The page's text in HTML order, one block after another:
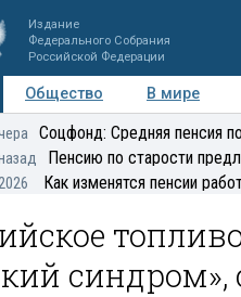
Издание
Федерального Собрания
Российской Федерации
Общество В мире
Регионы
Соцфонд: Средняя пенсия
Пенсию по старости
Как изменятся пенсии
синдром»,